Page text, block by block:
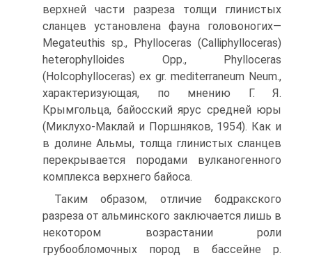
верхней части разреза толщи глинистых
сланцев установлена фауна головоногих—
Megateuthis sp., Phylloceras (Calliphylloceras)
heterophylloides Opp., Phylloceras
(Holcophylloceras) ex gr. mediterraneum Neum.,
характеризующая, по мнению Г. Я.
Крымгольца, байосский ярус средней юры
(Миклухо-Маклай и Поршняков, 1954). Как и
в долине Альмы, толща глинистых сланцев
перекрывается породами вулканогенного
комплекса верхнего байоса.
Таким образом, отличие бодракского
разреза от альминского заключается лишь в
некотором возрастании роли
грубообломочных пород в бассейне р.